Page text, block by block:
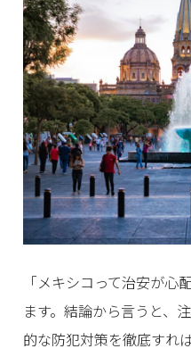
「メキシコって治安が
ます。結論から言うと、
的な防犯対策を徹底すれ